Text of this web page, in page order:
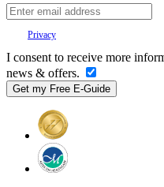
Privacy
I consent to receive more
news & offers.